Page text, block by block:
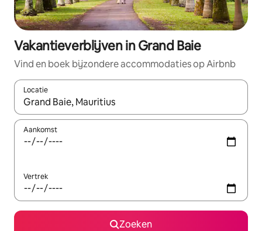
Vakantieverblijven in Grand Baie
Vind en boek bijzondere accommodaties op Airbnb
Locatie
Wanneer er resultaten beschikbaar zijn, maak je een keuze
Aankomst
Vertrek
Zoeken